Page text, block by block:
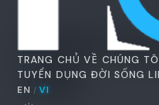
TRANG CHỦVỀ CHÚNG
TUYỂN DỤNGĐỜI SỐNG
EN / VI
🇬🇧 EN
Chính
mật